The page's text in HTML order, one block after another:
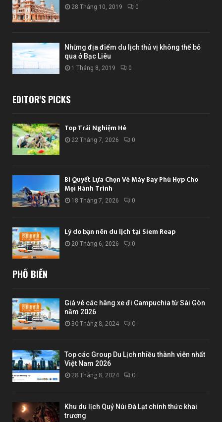
28 Tháng 10, 2019 0
Những địa điểm du lịch thú vị không thể bỏ
qua ở Bạc Liêu
1 Tháng 8, 2019 0
EDITOR'S PICKS
Top Trải Nghiệm Hè
22 Tháng 7, 2026 0
Bí Quyết Lựa Chọn Vé Máy Bay Phù Hợp Cho
Mọi Hành Trình
18 Tháng 7, 2026 0
Lý do bạn nên du lịch tại Siem Reap
20 Tháng 6, 2026 0
PHỔ BIẾN
Giá vé các hãng xe đi Campuchia từ Sài Gòn
năm 2026
30 Tháng 8, 2024 0
Top các Group Du Lịch nhiều thành viên nhất
Việt Nam 2026
28 Tháng 8, 2024 0
Khu du lịch Quỷ Núi Đà Lạt chính thức khai
trương